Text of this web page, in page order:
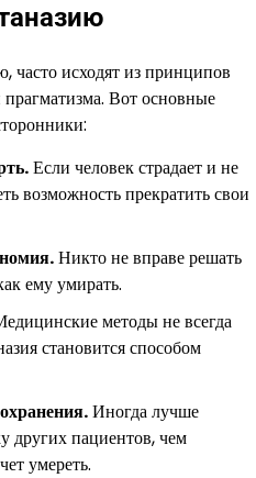
часто исходят из принципов
Вот основные
Если человек страдает и не
возможность прекратить свои
Никто не вправе решать
ему умирать.
методы не всегда
становится способом
Иногда лучше
других пациентов, чем
умереть.